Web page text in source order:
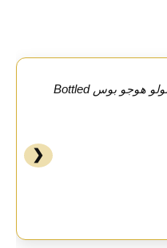
مستوحى باتل ابسولو هوجو بوس Bottled
❮